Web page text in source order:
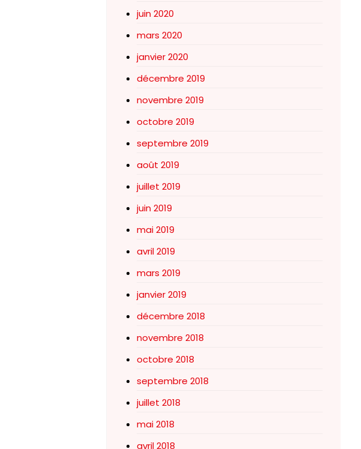
juin 2020
mars 2020
janvier 2020
décembre 2019
novembre 2019
octobre 2019
septembre 2019
août 2019
juillet 2019
juin 2019
mai 2019
avril 2019
mars 2019
janvier 2019
décembre 2018
novembre 2018
octobre 2018
septembre 2018
juillet 2018
mai 2018
avril 2018